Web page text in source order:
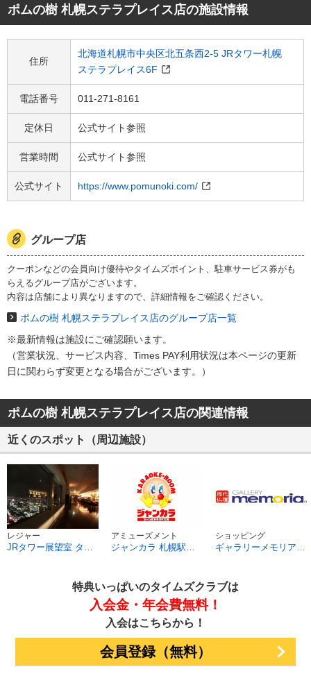
ポムの樹 札幌ステラプレイス店の施設情報
住所
北海道札幌市中央区北五条西2-5 JRタワー札幌
ステラプレイス6F
電話番号 011-271-8161
定休日 公式サイト参照
営業時間 公式サイト参照
公式サイト https://www.pomunoki.com/
グループ店
クーポンなどの会員向け優待やタイムズポイント、駐車サービス券がも
らえるグループ店がございます。
内容は店舗により異なりますので、詳細情報をご確認ください。
ポムの樹 札幌ステラプレイス店のグループ店一覧
※最新情報は施設にご確認願います。
（営業状況、サービス内容、Times PAY利用状況は本ページの​更新
日に関わらず変更となる場合がございます。）​
ポムの樹 札幌ステラプレイス店の関連情報
近くのスポット（周辺施設）
レジャー
JRタワー展望室 タワー・スリーエイト
アミューズメント
ジャンカラ 札幌駅前店
ショッピング
ギャラリーメモリア 札幌駅前
特典いっぱいのタイムズクラブは
入会金・年会費無料！
入会はこちらから！
会員登録（無料）